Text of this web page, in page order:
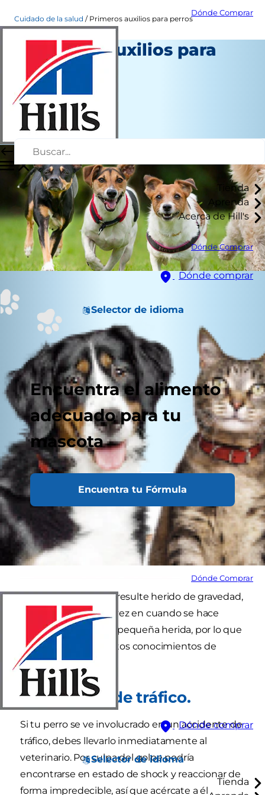
Dónde Comprar
Tienda
Aprenda
Acerca de Hill's
Dónde Comprar
Dónde comprar
Selector de idioma
Encuentra el alimento
adecuado para tu
mascota
Encuentra tu Fórmula
Dónde Comprar
Dónde comprar
Selector de idioma
Tienda
Cuidado de la salud Primeros auxilios para perros
Primeros auxilios para
perros
Salud
Autor del personal
Junio 15, 2015
Ojalá tu perro nunca resulte herido de gravedad,
pero seguro que de vez en cuando se hace
algún rasguño o una pequeña herida, por lo que
resulta útil tener ciertos conocimientos de
primeros auxilios.
Accidentes de tráfico.
Si tu perro se ve involucrado en un accidente de
tráfico, debes llevarlo inmediatamente al
veterinario. Por culpa del golpe podría
encontrarse en estado de shock y reaccionar de
forma impredecible, así que acércate a él